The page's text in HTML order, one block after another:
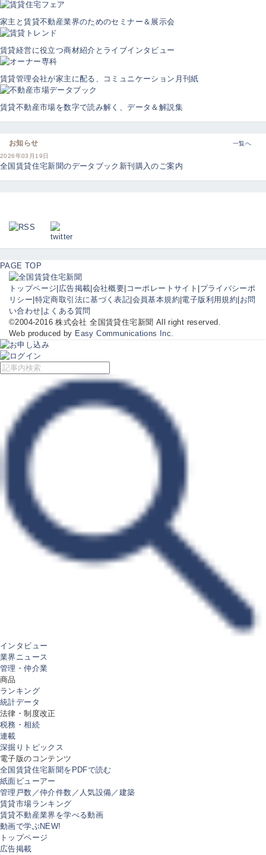
家主と賃貸不動産業界のためのセミナー＆展示会
賃貸経営に役立つ商材紹介とライブインタビュー
賃貸管理会社が家主に配る、コミュニケーション月刊紙
賃貸不動産市場を数字で読み解く、データ＆解説集
お知らせ
一覧へ
2026年03月19日
全国賃貸住宅新聞のデータブック新刊購入のご案内
PAGE TOP
トップページ|広告掲載|会社概要| コーポレートサイト |プライバシーポ
リシー|特定商取引法に基づく表記|会員基本規約|電子版利用規約|お問
い合わせ|よくある質問
©2004-2016 株式会社 全国賃貸住宅新聞 All right reserved.
Web produced by Easy Communications Inc.
インタビュー
業界ニュース
管理・仲介業
商品
ランキング
統計データ
法律・制度改正
税務・相続
連載
深掘りトピックス
電子版のコンテンツ
全国賃貸住宅新聞をPDFで読む
紙面ビューアー
管理戸数／仲介件数／人気設備／建築
賃貸市場ランキング
賃貸不動産業界を学べる動画
動画で学ぶNEW!
トップページ
広告掲載